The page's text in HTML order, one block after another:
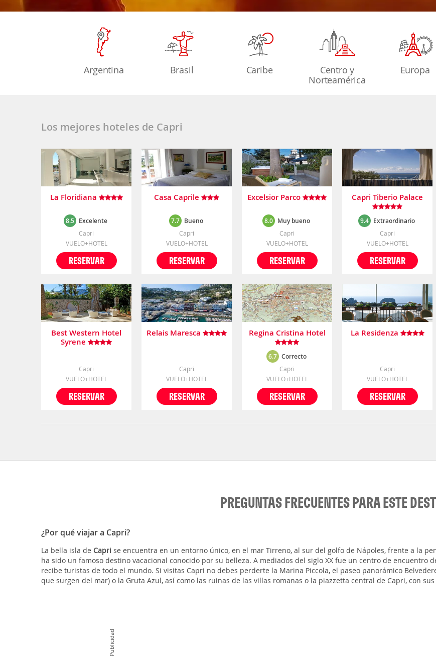
Argentina Brasil Caribe
Centro y
Norteamérica
Europa
Los mejores hoteles de Capri
La Floridiana
8.5 Excelente
Capri
VUELO+HOTEL
RESERVAR
Casa Caprile
7.7 Bueno
Capri
VUELO+HOTEL
RESERVAR
Excelsior Parco
8.0 Muy bueno
Capri
VUELO+HOTEL
RESERVAR
Capri Tiberio Palace
9.4 Extraordinario
Capri
VUELO+HOTEL
RESERVAR
Best Western Hotel
Syrene
Capri
VUELO+HOTEL
RESERVAR
Relais Maresca
Capri
VUELO+HOTEL
RESERVAR
Regina Cristina Hotel
6.7 Correcto
Capri
VUELO+HOTEL
RESERVAR
La Residenza
Capri
VUELO+HOTEL
RESERVAR
PREGUNTAS FRECUENTES PARA ESTE
¿Por qué viajar a Capri?
La bella isla de Capri se encuentra en un entorno único, en el mar Tirreno, al sur del golfo de Nápoles, frente a la
ha sido un famoso destino vacacional conocido por su belleza. A mediados del siglo XX fue un centro de encuentro
recibe turistas de todo el mundo. Si visitas Capri no debes perderte la Marina Piccola, el paseo panorámico
que surgen del mar) o la Gruta Azul, así como las ruinas de las villas romanas o la piazzetta central de Capri, con
Publicidad